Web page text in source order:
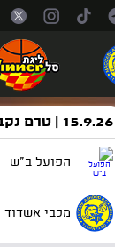
15.9.26 | טרם נקבע
הפועל ב"ש
מכבי אשדוד